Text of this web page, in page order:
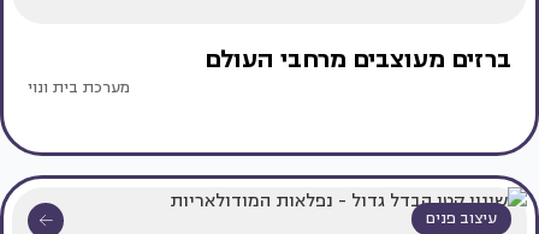
ברזים מעוצבים מרחבי העולם
מערכת בית ונוי
עיצוב פנים